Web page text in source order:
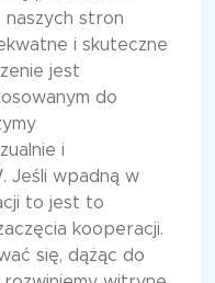
stron
i skuteczne
jest
do
i
Jeśli wpadną w
to jest to
kooperacji.
się, dążąc do